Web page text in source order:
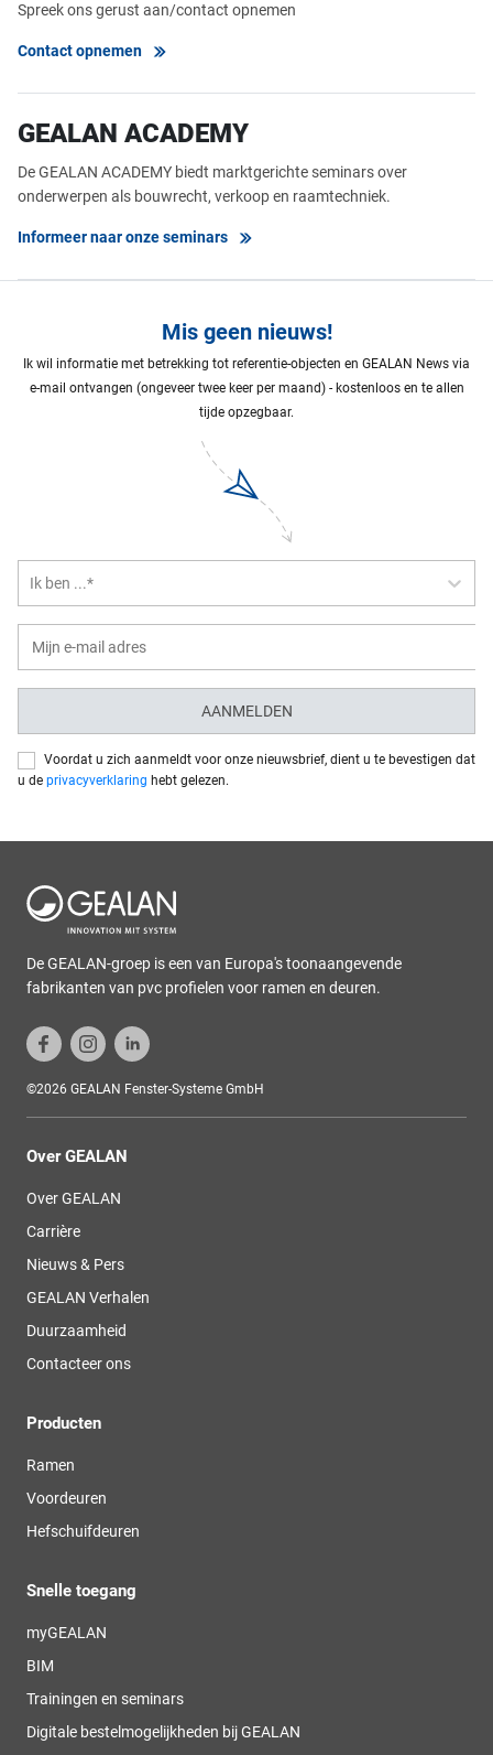
Spreek ons gerust aan/contact opnemen
Contact opnemen
GEALAN ACADEMY
De GEALAN ACADEMY biedt marktgerichte seminars over
onderwerpen als bouwrecht, verkoop en raamtechniek.
Informeer naar onze seminars
Mis geen nieuws!
Ik wil informatie met betrekking tot referentie-objecten en GEALAN News via
e-mail ontvangen (ongeveer twee keer per maand) - kostenloos en te allen
tijde opzegbaar.
Ik ben ...*
AANMELDEN
Voordat u zich aanmeldt voor onze nieuwsbrief, dient u te bevestigen dat
u de privacyverklaring hebt gelezen.
De GEALAN-groep is een van Europa's toonaangevende
fabrikanten van pvc profielen voor ramen en deuren.
©2026 GEALAN Fenster-Systeme GmbH
Over GEALAN
Over GEALAN
Carrière
Nieuws & Pers
GEALAN Verhalen
Duurzaamheid
Contacteer ons
Producten
Ramen
Voordeuren
Hefschuifdeuren
Snelle toegang
myGEALAN
BIM
Trainingen en seminars
Digitale bestelmogelijkheden bij GEALAN